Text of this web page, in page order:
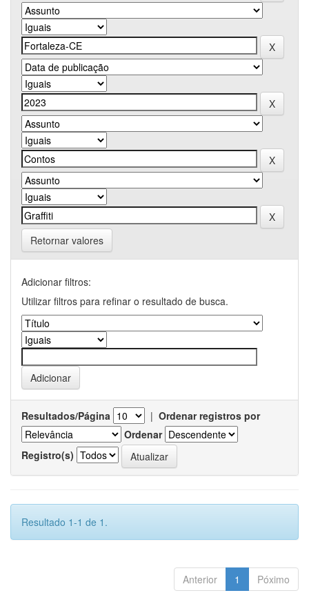
Retornar valores
Adicionar filtros:
Utilizar filtros para refinar o resultado de busca.
Resultados/Página | Ordenar registros por
Ordenar
Registro(s)
Resultado 1-1 de 1.
Anterior 1 Póximo